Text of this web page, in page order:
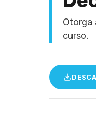
Otorga
curso.